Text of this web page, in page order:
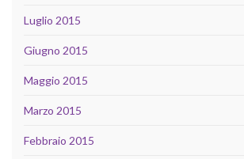
Luglio 2015
Giugno 2015
Maggio 2015
Marzo 2015
Febbraio 2015